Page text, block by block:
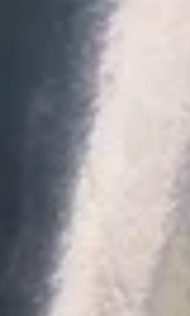
とや、スライドドアが遠隔で使えないことがあり
カD5 #デリカ #D5 #スペアーキー #スマー
トキー #スマートキー追加 #鍵の紛失 #鍵作